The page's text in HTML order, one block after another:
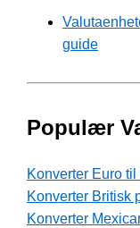
guide
Populær
Konverter Euro
Konverter Britisk
Konverter